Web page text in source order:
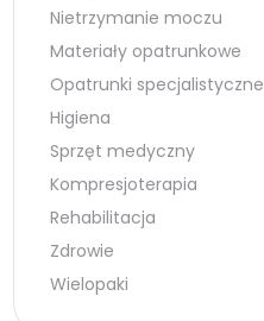
Nietrzymanie moczu
Materiały opatrunkowe
Opatrunki specjalistyczne
Higiena
Sprzęt medyczny
Kompresjoterapia
Rehabilitacja
Zdrowie
Wielopaki